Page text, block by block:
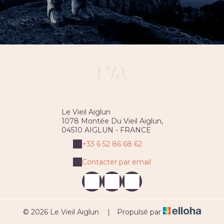
Le Vieil Aiglun
1078 Montée Du Vieil Aiglun,
04510 AIGLUN - FRANCE
+33 6 52 86 68 62
Contacter par email
© 2026 Le Vieil Aiglun | Propulsé par